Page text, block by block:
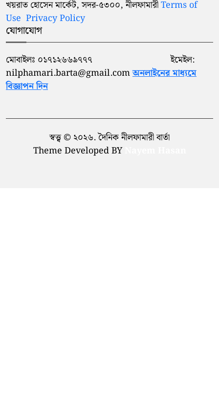
খয়রাত হোসেন মার্কেট, সদর-৫৩০০, নীলফামারীTerms of
Use Privacy Policy
যোগাযোগ
মোবাইলঃ ০১৭১২৬৬৯৭৭৭ ইমেইল:
nilphamari.barta@gmail.comঅনলাইনের মাধ্যমে
বিজ্ঞাপন দিন
স্বত্ত্ব © ২০২৬. দৈনিক নীলফামারী বার্তা
Theme Developed BY